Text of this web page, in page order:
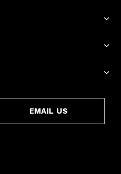
EMAIL US